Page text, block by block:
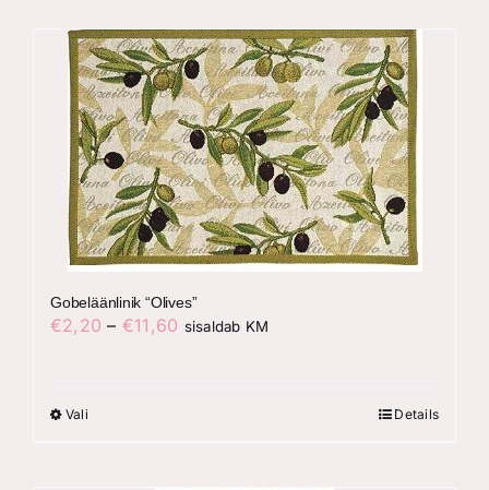
Gobeläänlinik “Olives”
€2,20 – €11,60 Hinnavahemik:
sisaldab KM
Vali Details